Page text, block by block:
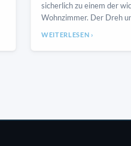
sicherlich zu einem der
Wohnzimmer. Der Dreh
WEITERLESEN ›